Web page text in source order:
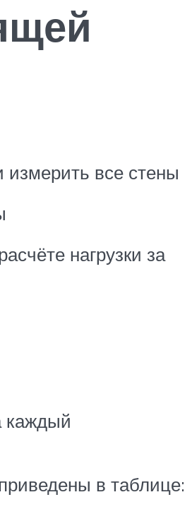
измерить все стены
нагрузки за
каждый
в таблице: